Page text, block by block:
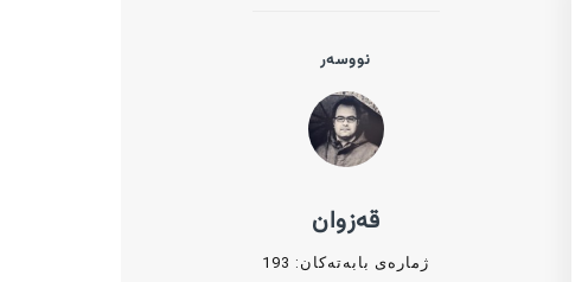
نووسەر
قەزوان
ژمارەی بابەتەکان: 193